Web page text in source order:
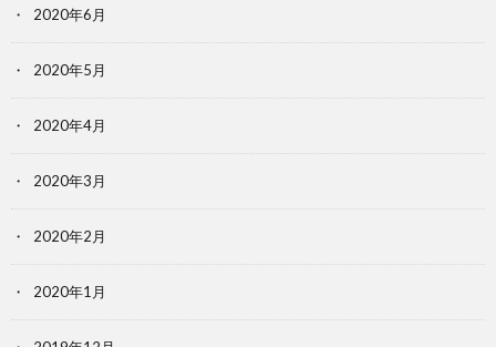
2020年6月
2020年5月
2020年4月
2020年3月
2020年2月
2020年1月